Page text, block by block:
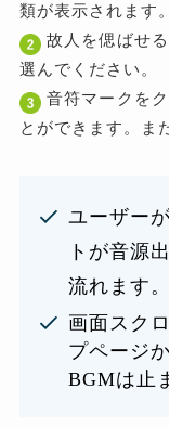
類が表示されます。
故人を偲ばせ
選んでください。
音符マークをク
とができます。ま
ユーザー
トが音源
流れます。
画面スク
プページ
BGMは止